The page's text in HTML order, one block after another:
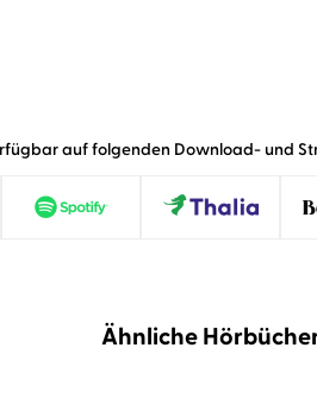
auf folgenden Download- und
Ähnliche